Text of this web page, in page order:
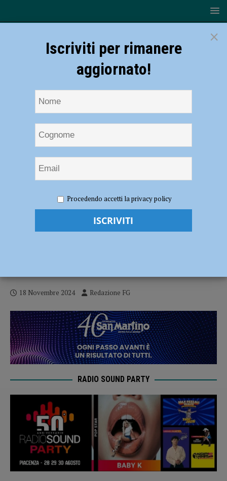
a Piacenza, Zandonella: “Dato di cui tenere conto alle prossime
comunali” – AUDIO
Vittoria del centrodestra a Piacenza,
18 Novembre 2024 Redazione FG
RADIO SOUND PARTY
×
Iscriviti per rimanere
aggiornato!
Procedendo accetti la privacy policy